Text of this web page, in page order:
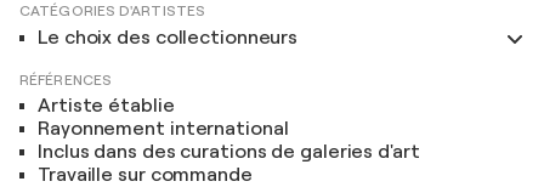
CATÉGORIES D'ARTISTES
Le choix des collectionneurs
RÉFÉRENCES
Artiste établie
Rayonnement international
Inclus dans des curations de galeries d'art
Travaille sur commande